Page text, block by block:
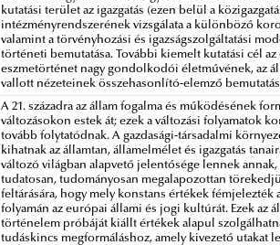
kutatási terület az igazgatás (ezen belül a
intézményrendszerének vizsgálata a különböző
valamint a törvényhozási és igazságszolgáltatási
történeti bemutatása. További kiemelt kutatási cél
eszmetörténet nagy gondolkodói életművének, az
vallott nézeteinek összehasonlító-elemző
A 21. századra az állam fogalma és működésének
változásokon estek át; ezek a változási folyamatok
tovább folytatódnak. A gazdasági-társadalmi
kihatnak az államtan, államelmélet és igazgatás
változó világban alapvető jelentősége lennek annak,
tudatosan, tudományosan megalapozottan
feltárására, hogy mely konstans értékek fémjelezték
folyamán az európai állami és jogi kultúrát. Ezek az
történelem próbáját kiállt értékek alapul
tudáskincs megformáláshoz, amely kivezető utakat